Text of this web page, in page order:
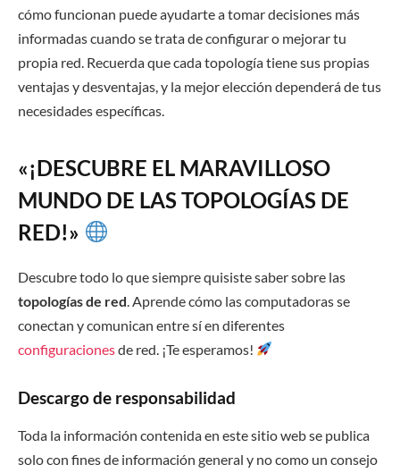
cómo funcionan puede ayudarte a tomar decisiones más
informadas cuando se trata de configurar o mejorar tu
propia red. Recuerda que cada topología tiene sus propias
ventajas y desventajas, y la mejor elección dependerá de tus
necesidades específicas.
«¡DESCUBRE EL MARAVILLOSO
MUNDO DE LASTOPOLOGÍAS DE
RED!»
Descubre todo lo que siempre quisiste saber sobre las
topologías de red . Aprende cómo las computadoras se
conectan y comunican entre sí en diferentes
configuracionesde red. ¡Te esperamos!
Descargo de responsabilidad
Toda la información contenida en este sitio web se publica
solo con fines de información general y no como un consejo